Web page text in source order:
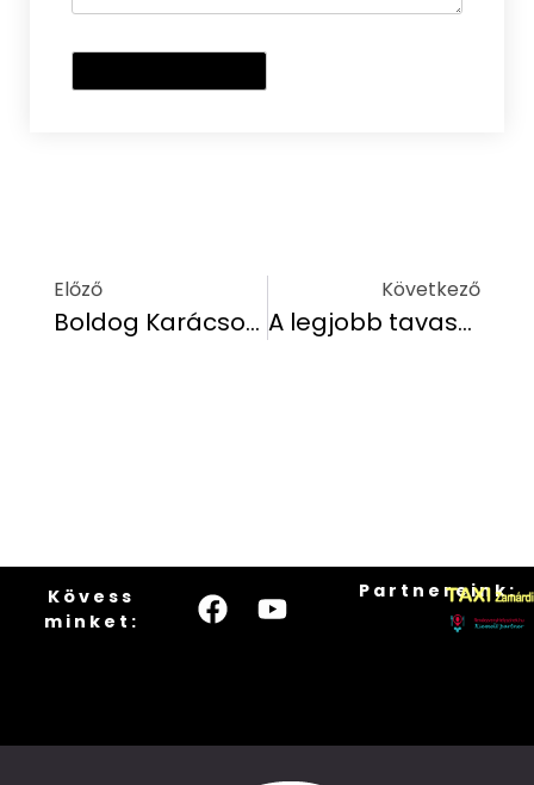
Előző
Boldog Karácsonyt Kíván a Hethland Zamárdi Üdülő!
Következő
A legjobb tavaszi túrák a Balaton környékén – Fedezd fel a természet csodáit!
Kövess
minket:
Partnereink: